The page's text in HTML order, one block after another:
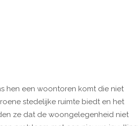
hen een woontoren komt die niet
stedelijke ruimte biedt en het
ze dat de woongelegenheid niet